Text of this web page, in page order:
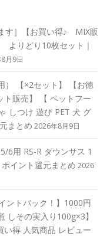
す］【お買い得♪ MIX販
りどり10枚セット｜
月9日
） 【×2セット】 【お徳
ト販売】 【 ペットフー
しつけ 遊び PET 犬 グ
まとめ 2026年8月9日
6用 RS-R ダウンサス 1
イント還元まとめ 2026
ントバック！】1000円
しその実入り100g×3】
得 人気商品 レビュー